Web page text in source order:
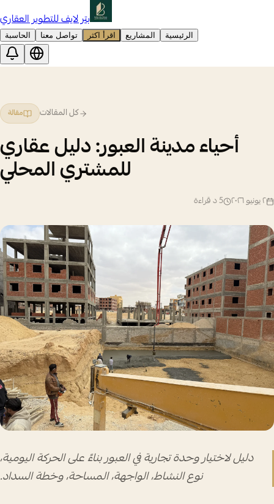
بتر لايف للتطوير العقاري
الرئيسية المشاريع اقرأ اكثر تواصل معنا الحاسبة
كل المقالات مقالة
أحياء مدينة العبور: دليل عقاري
للمشتري المحلي
٢ يونيو ٢٠٢٦ 5د قراءة
دليل لاختيار وحدة تجارية في العبور بناءً على الحركة اليومية،
نوع النشاط، الواجهة، المساحة، وخطة السداد.